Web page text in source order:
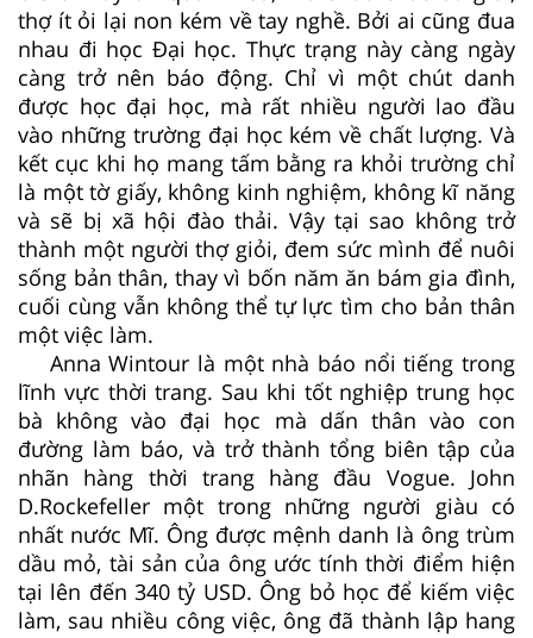
thợ ít ỏi lại non kém về tay nghề. Bởi ai cũng đua
nhau đi học Đại học. Thực trạng này càng ngày
càng trở nên báo động. Chỉ vì một chút danh
được học đại học, mà rất nhiều người lao đầu
vào những trường đại học kém về chất lượng. Và
kết cục khi họ mang tấm bằng ra khỏi trường chỉ
là một tờ giấy, không kinh nghiệm, không kĩ năng
và sẽ bị xã hội đào thải. Vậy tại sao không trở
thành một người thợ giỏi, đem sức mình để nuôi
sống bản thân, thay vì bốn năm ăn bám gia đình,
cuối cùng vẫn không thể tự lực tìm cho bản thân
một việc làm.
Anna Wintour là một nhà báo nổi tiếng trong
lĩnh vực thời trang. Sau khi tốt nghiệp trung học
bà không vào đại học mà dấn thân vào con
đường làm báo, và trở thành tổng biên tập của
nhãn hàng thời trang hàng đầu Vogue. John
D.Rockefeller một trong những người giàu có
nhất nước Mĩ. Ông được mệnh danh là ông trùm
dầu mỏ, tài sản của ông ước tính thời điểm hiện
tại lên đến 340 tỷ USD. Ông bỏ học để kiếm việc
làm, sau nhiều công việc, ông đã thành lập hang